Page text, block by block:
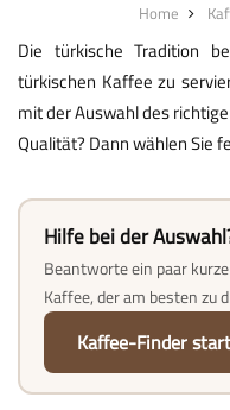
Home
Die türkische Tradition
türkischen Kaffee zu
mit der Auswahl des
Qualität? Dann wählen Sie
Hilfe bei der
Beantworte ein paar
Kaffee, der am besten zu
Kaffee-Finder